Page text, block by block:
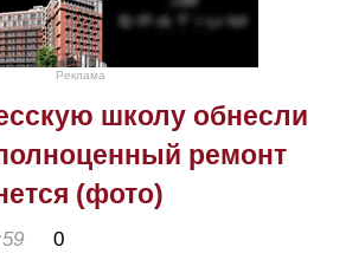
Реклама
школу обнесли
ремонт
(фото)
0